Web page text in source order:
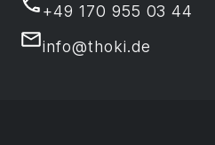
+49 170 955 03 44
info@thoki.de